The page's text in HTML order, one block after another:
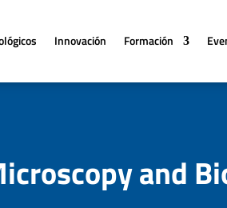
Innovación Formación
and